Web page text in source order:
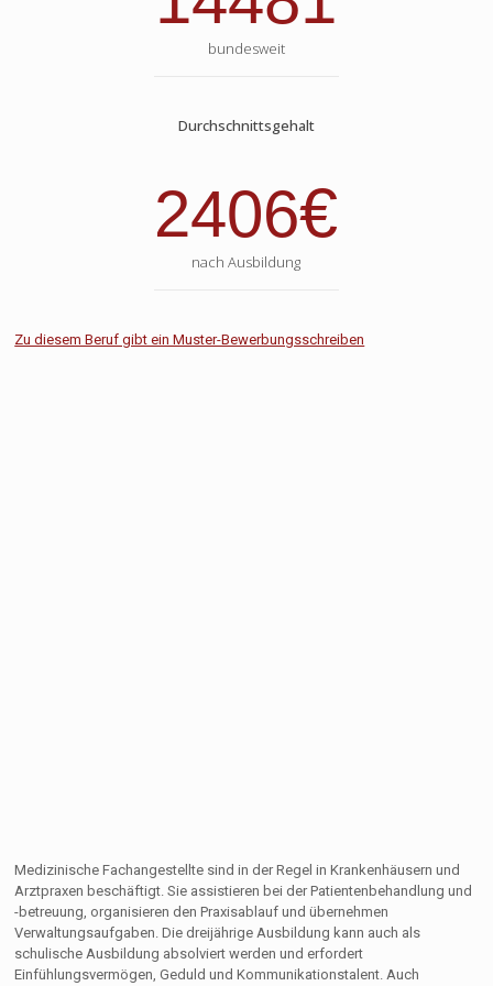
bundesweit
Durchschnittsgehalt
2406€
nach Ausbildung
Zu diesem Beruf gibt ein Muster-Bewerbungsschreiben
Medizinische Fachangestellte sind in der Regel in Krankenhäusern und
Arztpraxen beschäftigt. Sie assistieren bei der Patientenbehandlung und
-betreuung, organisieren den Praxisablauf und übernehmen
Verwaltungsaufgaben. Die dreijährige Ausbildung kann auch als
schulische Ausbildung absolviert werden und erfordert
Einfühlungsvermögen, Geduld und Kommunikationstalent. Auch